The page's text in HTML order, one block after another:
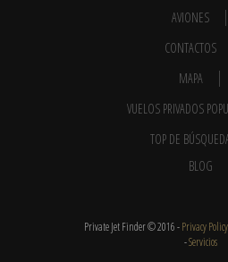
AVIONES
CONTACTOS
MAPA
VUELOS PRIVADOS
TOP DE
BLOG
Private Jet Finder © 2016 -Privacy Policy
-Servicios